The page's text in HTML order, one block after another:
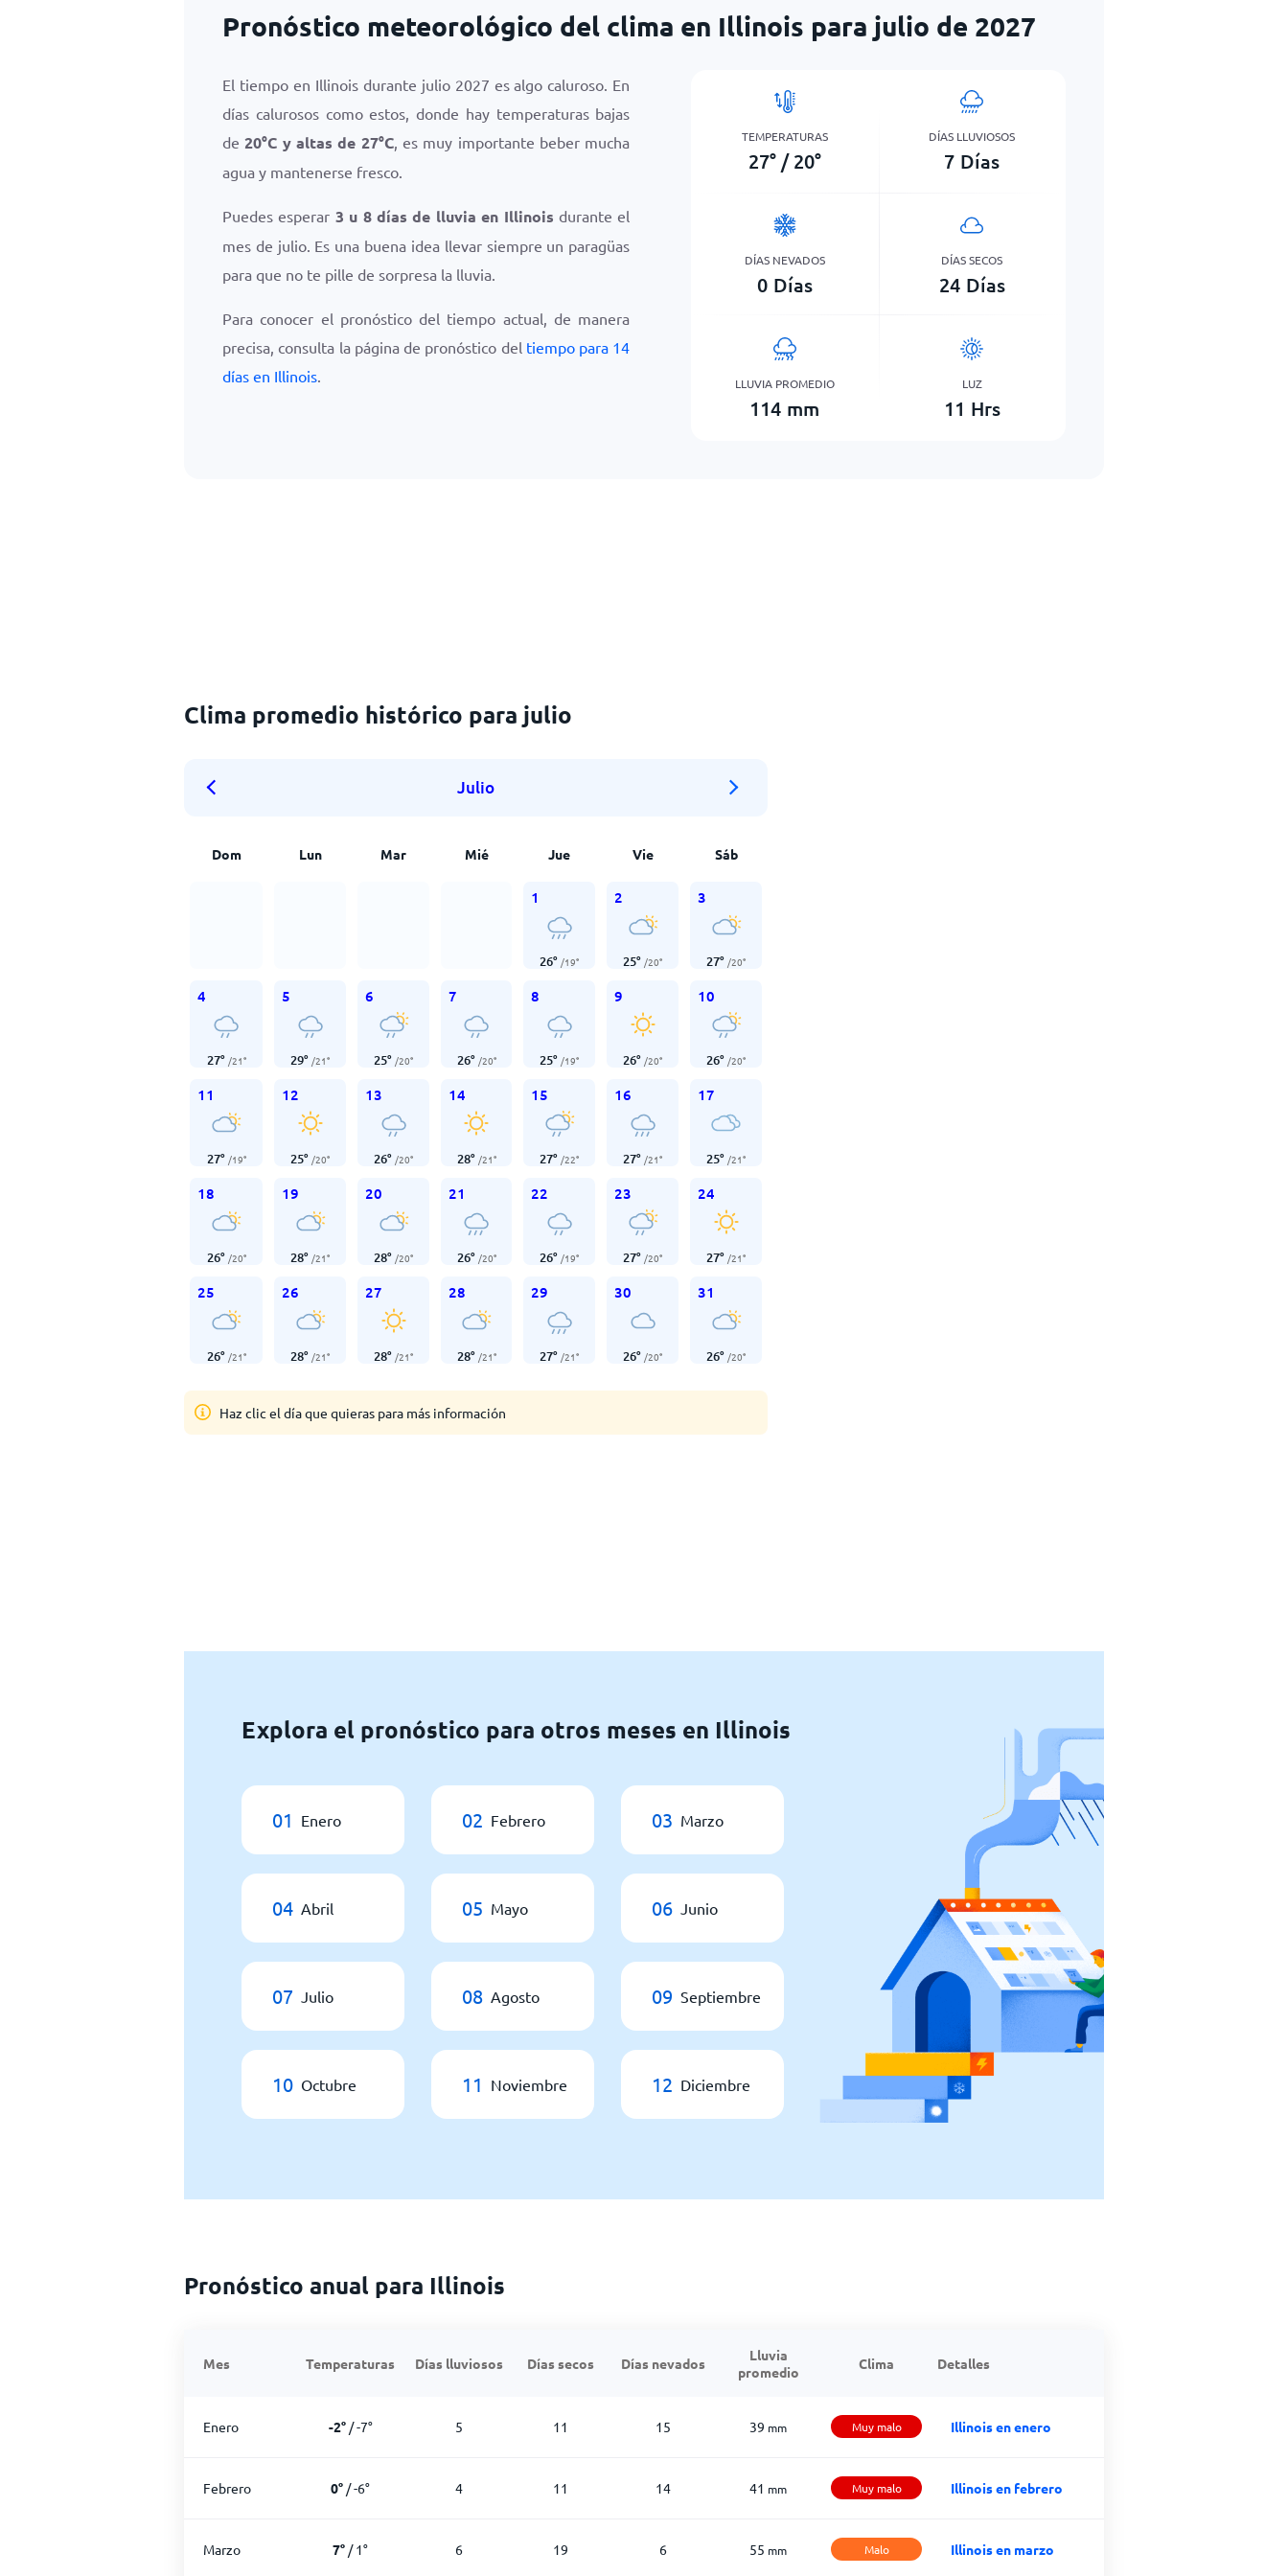
Pronóstico meteorológico del clima en Illinois para julio de 2027
El tiempo en Illinois durante julio 2027 es algo caluroso. En
días calurosos como estos, donde hay temperaturas bajas
de20°C y altas de 27°C, es muy importante beber mucha
agua y mantenerse fresco.
Puedes esperar 3 u 8 días de lluvia en Illinois durante el
mes de julio. Es una buena idea llevar siempre un paragüas
para que no te pille de sorpresa la lluvia.
Para conocer el pronóstico del tiempo actual, de manera
precisa, consulta la página de pronóstico del tiempo para 14
días en Illinois.
TEMPERATURAS
27° / 20°
DÍAS LLUVIOSOS
7 Días
DÍAS NEVADOS
0 Días
DÍAS SECOS
24 Días
LLUVIA PROMEDIO
114 mm
LUZ
11 Hrs
Clima promedio histórico para julio
Julio
Dom Lun Mar Mié Jue Vie Sáb
1
26° /19°
2
25° /20°
3
27° /20°
4
27° /21°
5
29° /21°
6
25° /20°
7
26° /20°
8
25° /19°
9
26° /20°
10
26° /20°
11
27° /19°
12
25° /20°
13
26° /20°
14
28° /21°
15
27° /22°
16
27° /21°
17
25° /21°
18
26° /20°
19
28° /21°
20
28° /20°
21
26° /20°
22
26° /19°
23
27° /20°
24
27° /21°
25
26° /21°
26
28° /21°
27
28° /21°
28
28° /21°
29
27° /21°
30
26° /20°
31
26° /20°
Haz clic el día que quieras para más información
Explora el pronóstico para otros meses en Illinois
01 Enero 02 Febrero 03 Marzo
04 Abril 05 Mayo 06 Junio
07 Julio 08 Agosto 09 Septiembre
10 Octubre 11 Noviembre 12 Diciembre
Pronóstico anual para Illinois
Mes Temperaturas Días lluviosos Días secos Días nevados
Lluvia
promedio
Clima Detalles
Enero -2°/-7° 5 11 15 39 mm Muy malo Illinois en enero
Febrero 0° /-6° 4 11 14 41 mm Muy malo Illinois en febrero
Marzo 7° /1° 6 19 6 55 mm Malo Illinois en marzo